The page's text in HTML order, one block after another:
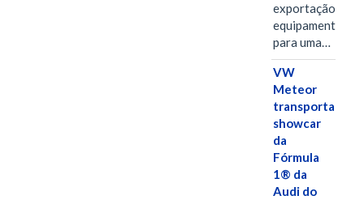
exportação de
equipamentos
para uma…
VW
Meteor
transporta
showcar
da
Fórmula
1® da
Audi do